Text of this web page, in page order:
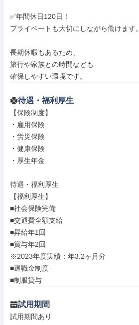
✅年間休日120日！
プライベートも大切にしながら働けます。
長期休暇もあるため、
旅行や家族との時間なども
確保しやすい環境です。
待遇・福利厚生
【保険制度】
・雇用保険
・労災保険
・健康保険
・厚生年金
待遇・福利厚生
【福利厚生】
■社会保険完備
■交通費全額支給
■昇給年1回
■賞与年2回
※2023年度実績：年3.2ヶ月分
■退職金制度
■制服貸与
試用期間
試用期間あり